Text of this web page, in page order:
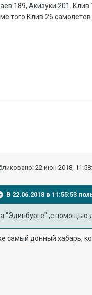
189, Акизуки 201. Клив
того Клив 26 самолетов
22 июн 2018,
В 22.06.2018 в 11:55:53
"Эдинбурге" ,с помощью
самый донный хабарь,